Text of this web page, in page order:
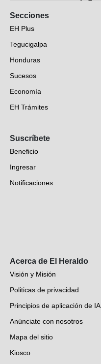
Secciones
EH Plus
Tegucigalpa
Honduras
Sucesos
Economía
EH Trámites
EH Verifica
Fotogalerías
Deportes
Videos
Suscríbete
Beneficio
Ingresar
Notificaciones
Acerca de El Heraldo
Visión y Misión
Politicas de privacidad
Principios de aplicación de IA
Anúnciate con nosotros
Mapa del sitio
Kiosco